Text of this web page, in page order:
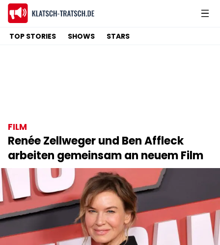
TOP STORIES SHOWS STARS
FILM
Renée Zellweger und Ben Affleck
arbeiten gemeinsam an neuem Film